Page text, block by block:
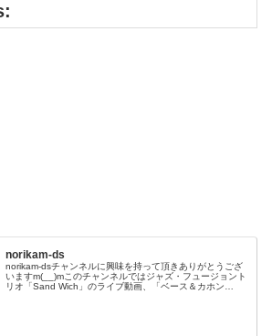
norikam-ds
norikam-dsチャンネルに興味を持って頂きありがとうござ
いますm(__)mこのチャンネルではジャズ・フュージョント
リオ「Sand Wich」のライブ動画、「ベース＆カホン